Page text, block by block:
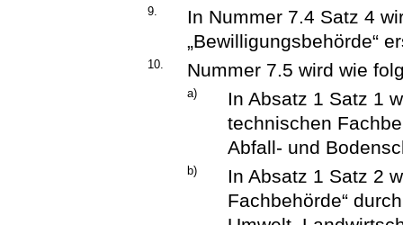
9.
In Nummer 7.4 Satz 4
„Bewilligungsbehörde“
10. Nummer 7.5 wird wie
a)
In Absatz 1 Satz 1
technischen
Abfall- und
b)
In Absatz 1 Satz 2
Fachbehörde“